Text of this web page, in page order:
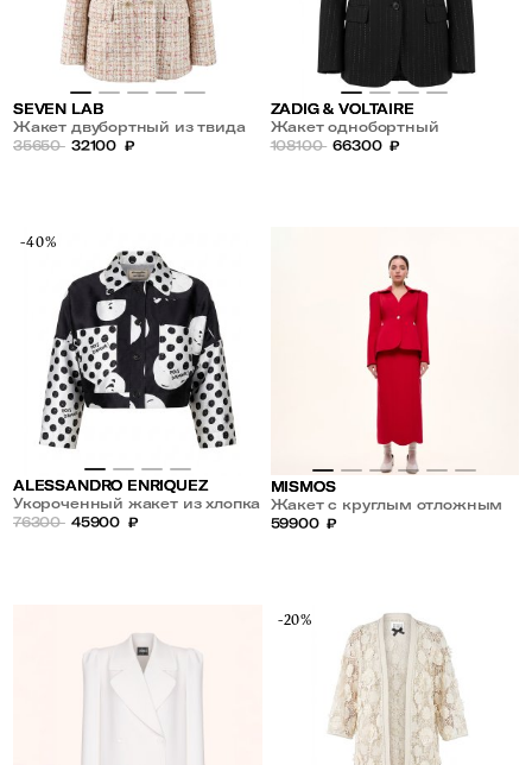
SEVEN LAB
Жакет двубортный из твида
35650 32100 ₽
ZADIG & VOLTAIRE
Жакет однобортный
108100 66300 ₽
-40%
ALESSANDRO ENRIQUEZ
Укороченный жакет из хлопка
76300 45900 ₽
MISMOS
Жакет с круглым отложным
воротником
59900 ₽
-20%